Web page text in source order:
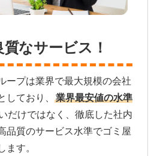
なサービス！
ープは業界で最大規模の会社
しており、
業界最安値の水準
だけではなく、徹底した社内
品質のサービス水準でゴミ屋
ます。